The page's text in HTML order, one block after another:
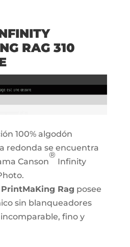
RAG 310
100% algodón
redonda se encuentra
Canson
®
Infinity
Rag posee
sin blanqueadores
fino y